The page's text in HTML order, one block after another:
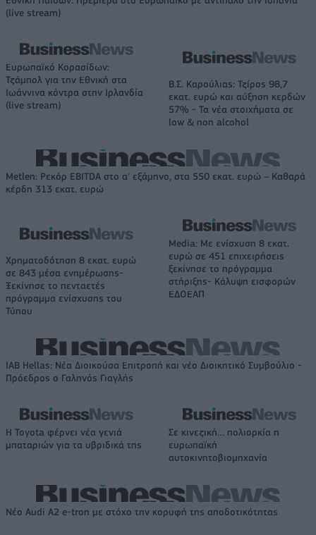
(live stream)
Ευρωπαϊκό Κορασίδων:
Τζάμπολ για την Εθνική στα
Ιωάννινα κόντρα στην Ιρλανδία
(live stream)
Β.Σ. Καρούλιας: Τζίρος 98,7
εκατ. ευρώ και αύξηση κερδών
57% - Τα νέα στοιχήματα σε
low & non alcohol
Metlen: Ρεκόρ EBITDA στο α' εξάμηνο, στα 550 εκατ. ευρώ – Καθαρά
κέρδη 313 εκατ. ευρώ
Χρηματοδότηση 8 εκατ. ευρώ
σε 843 μέσα ενημέρωσης-
Ξεκίνησε το πενταετές
πρόγραμμα ενίσχυσης του
Τύπου
Media: Με ενίσχυση 8 εκατ.
ευρώ σε 451 επιχειρήσεις
ξεκίνησε το πρόγραμμα
στήριξης- Κάλυψη εισφορών
ΕΔΟΕΑΠ
IAB Hellas: Νέα Διοικούσα Επιτροπή και νέο Διοικητικό Συμβούλιο -
Πρόεδρος ο Γαληνός Γιαγλής
Η Toyota φέρνει νέα γενιά
μπαταριών για τα υβριδικά της
Σε κινεζική… πολιορκία η
ευρωπαϊκή
αυτοκινητοβιομηχανία
Νέο Audi A2 e-tron με στόχο την κορυφή της αποδοτικότητας